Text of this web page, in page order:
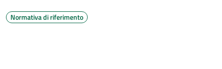
Normativa di riferimento